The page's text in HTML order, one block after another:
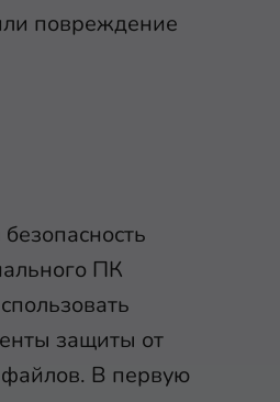
повреждение
ПК
защиты от
В первую